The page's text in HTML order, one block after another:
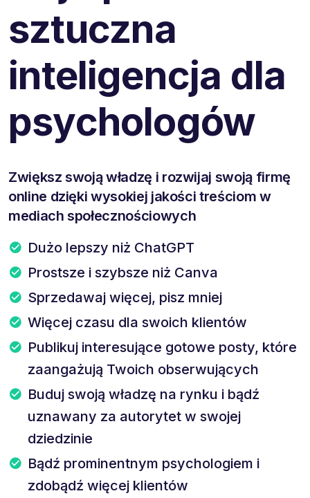
sztuczna
inteligencja dla
psychologów
Zwiększ swoją władzę i rozwijaj swoją firmę
online dzięki wysokiej jakości treściom w
mediach społecznościowych
Dużo lepszy niż ChatGPT
Prostsze i szybsze niż Canva
Sprzedawaj więcej, pisz mniej
Więcej czasu dla swoich klientów
Publikuj interesujące gotowe posty, które
zaangażują Twoich obserwujących
Buduj swoją władzę na rynku i bądź
uznawany za autorytet w swojej
dziedzinie
Bądź prominentnym psychologiem i
zdobądź więcej klientów